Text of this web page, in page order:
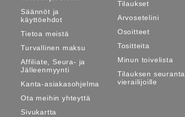
Säännöt ja
käyttöehdot
Tietoa meistä
Turvallinen maksu
Affiliate, Seura- ja
Jälleenmyynti
Kanta-asiakasohjelma
Ota meihin yhteyttä
Sivukartta
Tilaukset
Arvosetelini
Osoitteet
Tositteita
Minun toivelista
Tilauksen seuranta
vierailijoille